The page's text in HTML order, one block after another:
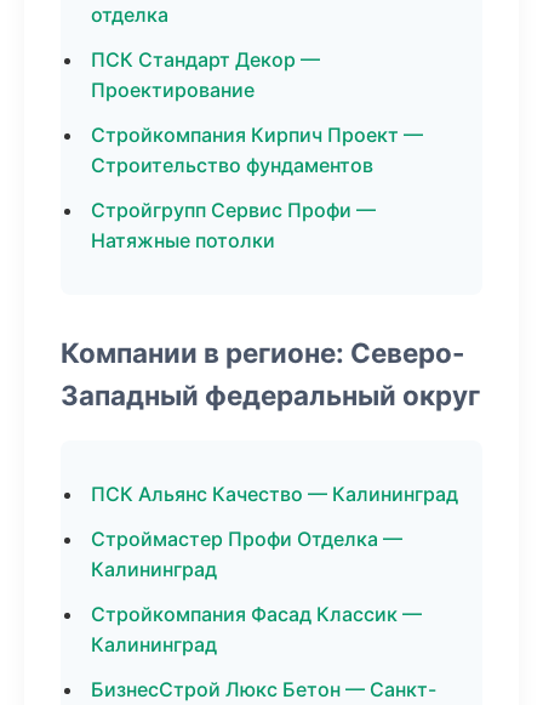
отделка
ПСК Стандарт Декор —
Проектирование
Стройкомпания Кирпич Проект —
Строительство фундаментов
Стройгрупп Сервис Профи —
Натяжные потолки
Компании в регионе: Северо-
Западный федеральный округ
ПСК Альянс Качество — Калининград
Строймастер Профи Отделка —
Калининград
Стройкомпания Фасад Классик —
Калининград
БизнесСтрой Люкс Бетон — Санкт-